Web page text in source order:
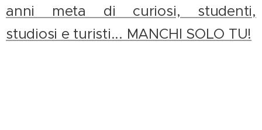
anni meta di curiosi, studenti,
studiosi e turisti... MANCHI SOLO TU!